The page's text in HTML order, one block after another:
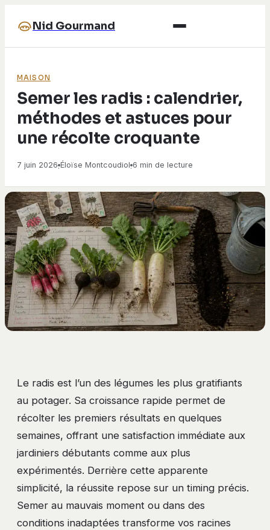
Nid Gourmand
MAISON
Semer les radis : calendrier,
méthodes et astuces pour
une récolte croquante
7 juin 2026·Éloïse Montcoudiol·6 min de lecture
Le radis est l’un des légumes les plus gratifiants
au potager. Sa croissance rapide permet de
récolter les premiers résultats en quelques
semaines, offrant une satisfaction immédiate aux
jardiniers débutants comme aux plus
expérimentés. Derrière cette apparente
simplicité, la réussite repose sur un timing précis.
Semer au mauvais moment ou dans des
conditions inadaptées transforme vos racines